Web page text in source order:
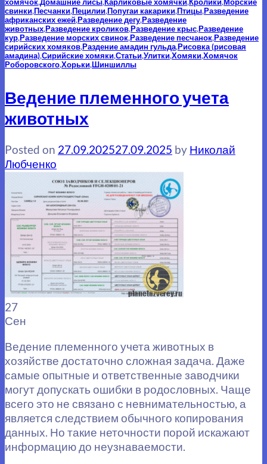
хомячок,Домашние лисы,Карликовые хомячки,Кролики,Морские
свинки,Песчанки,Пецилии,Попугаи какарики,Птицы,Разведение
африканских ежей,Разведение дегу,Разведение
животных,Разведение кроликов,Разведение крыс,Разведение
кур,Разведение морских свинок,Разведение песчанок,Разведение
сирийских хомяков,Раздение амадин гульда,Рисовка (рисовая
амадина),Сирийские хомяки,Статьи,Улитки,Хомяки,Хомячок
Роборовского,Хорьки,Шиншиллы
Ведение племенного учета
животных
Posted on 27.09.202527.09.2025 by Николай
Любченко
27
Сен
Ведение племенного учета животных в
хозяйстве достаточно сложная задача. Даже
самые опытные и ответственные заводчики
могут допускать ошибки в родословных. Чаще
всего это не связано с невнимательностью, а
является следствием обычного копирования
данных. Но такие неточности порой искажают
информацию до неузнаваемости.